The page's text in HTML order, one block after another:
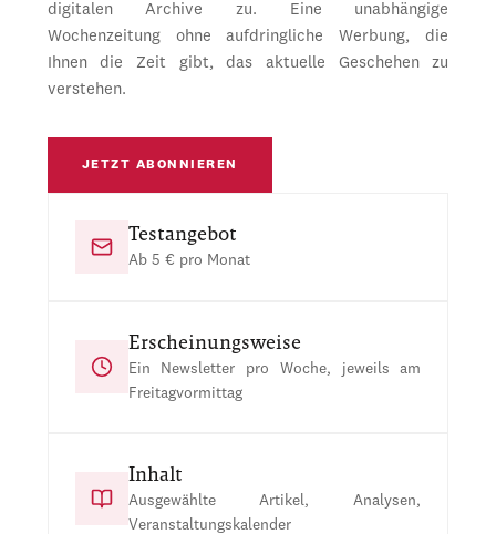
digitalen Archive zu. Eine unabhängige
Wochenzeitung ohne aufdringliche Werbung, die
Ihnen die Zeit gibt, das aktuelle Geschehen zu
verstehen.
JETZT ABONNIEREN
Testangebot
Ab 5 € pro Monat
Erscheinungsweise
Ein Newsletter pro Woche, jeweils am
Freitagvormittag
Inhalt
Ausgewählte Artikel, Analysen,
Veranstaltungskalender